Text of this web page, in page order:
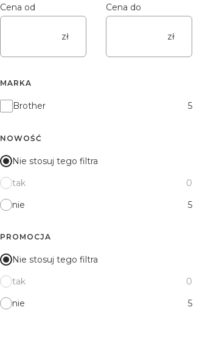
Cena od
zł
Cena do
zł
MARKA
MarkaBrother 5
NOWOŚĆ
Nie stosuj tego filtra
tak
0
nie
5
PROMOCJA
Nie stosuj tego filtra
tak
0
nie
5